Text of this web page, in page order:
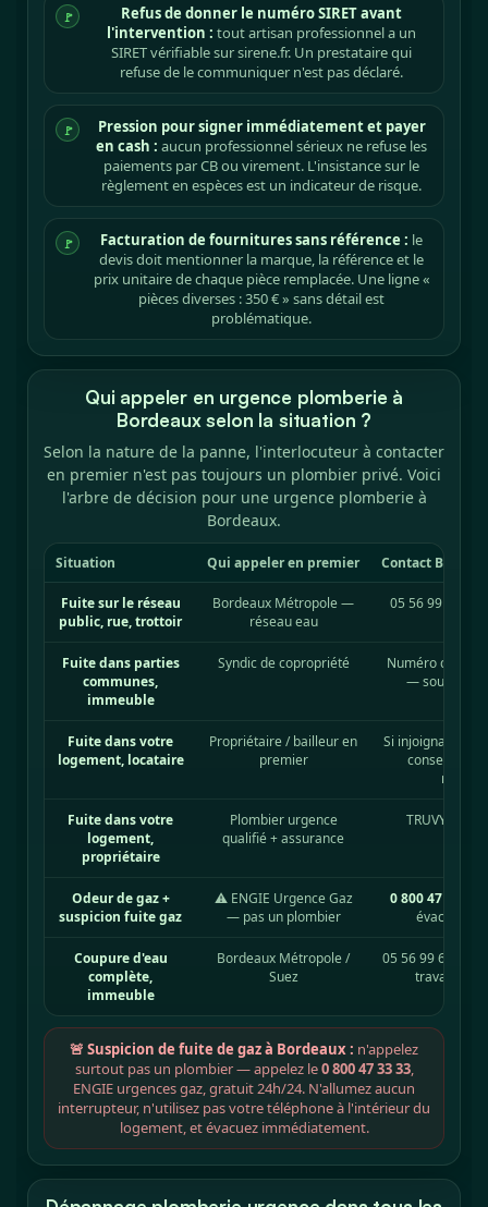
🚩
Refus de donner le numéro SIRET avant
l'intervention : tout artisan professionnel a un
SIRET vérifiable sur sirene.fr. Un prestataire qui
refuse de le communiquer n'est pas déclaré.
🚩
Pression pour signer immédiatement et payer
en cash : aucun professionnel sérieux ne refuse les
paiements par CB ou virement. L'insistance sur le
règlement en espèces est un indicateur de risque.
🚩 Facturation de fournitures sans référence : le
devis doit mentionner la marque, la référence et le
prix unitaire de chaque pièce remplacée. Une ligne «
pièces diverses : 350 € » sans détail est
problématique.
Qui appeler en urgence plomberie à
Bordeaux selon la situation ?
Selon la nature de la panne, l'interlocuteur à contacter
en premier n'est pas toujours un plombier privé. Voici
l'arbre de décision pour une urgence plomberie à
Bordeaux.
Situation Qui appeler en premier Contact
Fuite sur le réseau
public, rue, trottoir
Bordeaux Métropole —
réseau eau
05 56 99 68
Fuite dans parties
communes,
immeuble
Syndic de copropriété
Numéro
— souvent
Fuite dans votre
logement, locataire
Propriétaire / bailleur en
premier
Si injoignable :
conservez
Fuite dans votre
logement,
propriétaire
Plombier urgence
qualifié + assurance
TRUVY —
Odeur de gaz +
suspicion fuite gaz
⚠ ENGIE Urgence Gaz
— pas un plombier
0 800 47 33 33
évacuez
Coupure d'eau
complète,
immeuble
Bordeaux Métropole /
Suez
05 56 99 68 48
travaux
🚨 Suspicion de fuite de gaz à Bordeaux : n'appelez
surtout pas un plombier — appelez le0 800 47 33 33,
ENGIE urgences gaz, gratuit 24h/24. N'allumez aucun
interrupteur, n'utilisez pas votre téléphone à l'intérieur du
logement, et évacuez immédiatement.